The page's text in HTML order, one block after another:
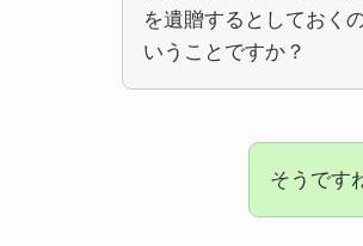
を遺贈するとしておく
いうことですか？
そうです